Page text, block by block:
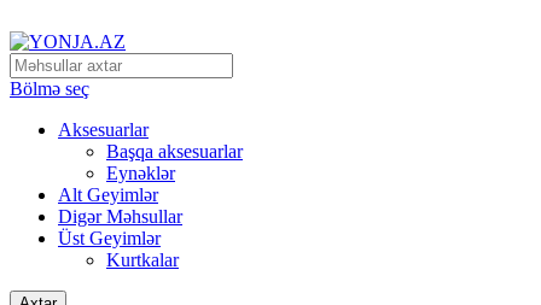
Bölmə seç
Aksesuarlar
Başqa aksesuarlar
Eynəklər
Alt Geyimlər
Digər Məhsullar
Üst Geyimlər
Kurtkalar